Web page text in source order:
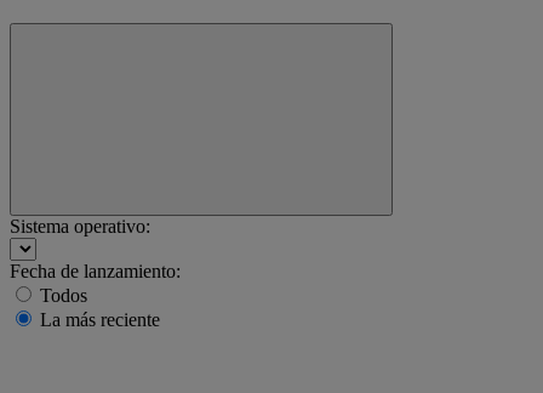
Sistema operativo:
Fecha de lanzamiento:
Todos
La más reciente